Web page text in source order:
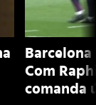
Com
comanda